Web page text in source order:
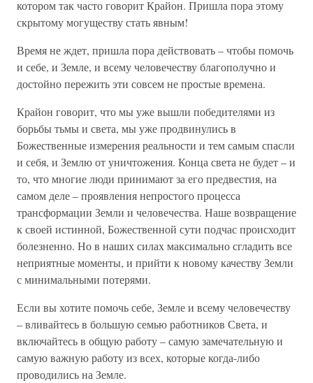
котором так часто говорит Крайон. Пришла пора этому
скрытому могуществу стать явным!
Время не ждет, пришла пора действовать – чтобы помочь
и себе, и Земле, и всему человечеству благополучно и
достойно пережить эти совсем не простые времена.
Крайон говорит, что мы уже вышли победителями из
борьбы тьмы и света, мы уже продвинулись в
Божественные измерения реальности и тем самым спасли
и себя, и Землю от уничтожения. Конца света не будет – и
то, что многие люди принимают за его предвестия, на
самом деле – проявления непростого процесса
трансформации Земли и человечества. Наше возвращение
к своей истинной, Божественной сути подчас происходит
болезненно. Но в наших силах максимально сгладить все
неприятные моменты, и прийти к новому качеству Земли
с минимальными потерями.
Если вы хотите помочь себе, Земле и всему человечеству
– вливайтесь в большую семью работников Света, и
включайтесь в общую работу – самую замечательную и
самую важную работу из всех, которые когда-либо
проводились на Земле.